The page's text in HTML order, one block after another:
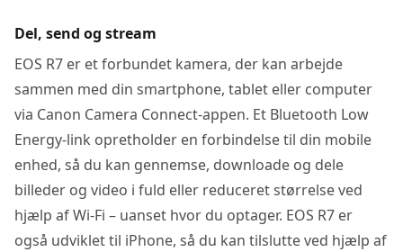
Del, send og stream
EOS R7 er et forbundet kamera, der kan arbejde
sammen med din smartphone, tablet eller computer
via Canon Camera Connect-appen. Et Bluetooth Low
Energy-link opretholder en forbindelse til din mobile
enhed, så du kan gennemse, downloade og dele
billeder og video i fuld eller reduceret størrelse ved
hjælp af Wi-Fi – uanset hvor du optager. EOS R7 er
også udviklet til iPhone, så du kan tilslutte ved hjælp af